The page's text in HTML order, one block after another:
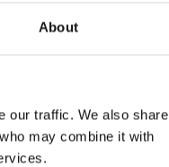
About
our traffic. We also share
may combine it with